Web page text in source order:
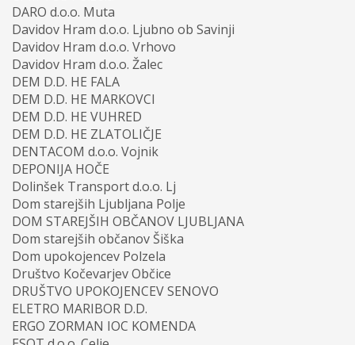
DARO d.o.o. Muta
Davidov Hram d.o.o. Ljubno ob Savinji
Davidov Hram d.o.o. Vrhovo
Davidov Hram d.o.o. Žalec
DEM D.D. HE FALA
DEM D.D. HE MARKOVCI
DEM D.D. HE VUHRED
DEM D.D. HE ZLATOLIČJE
DENTACOM d.o.o. Vojnik
DEPONIJA HOČE
Dolinšek Transport d.o.o. Lj
Dom starejših Ljubljana Polje
DOM STAREJŠIH OBČANOV LJUBLJANA
Dom starejših občanov Šiška
Dom upokojencev Polzela
Društvo Kočevarjev Občice
DRUŠTVO UPOKOJENCEV SENOVO
ELETRO MARIBOR D.D.
ERGO ZORMAN IOC KOMENDA